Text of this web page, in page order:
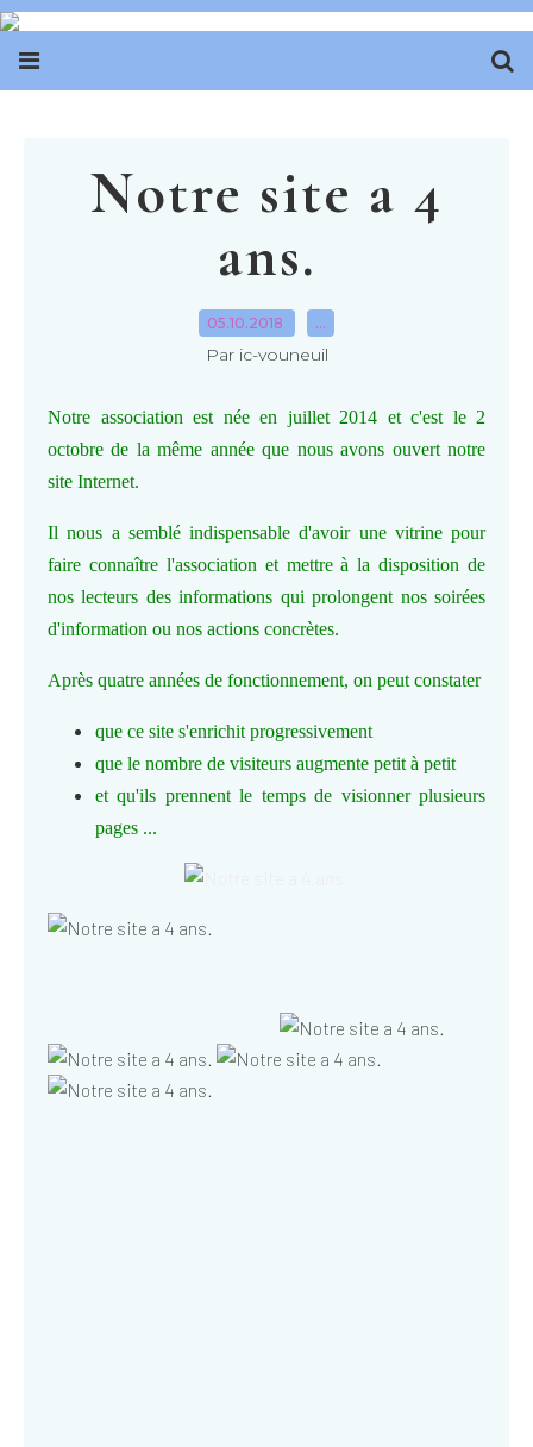
Notre site a 4
ans.
05.10.2018 …
Par ic-vouneuil
Notre association est née en juillet 2014 et c'est le 2
octobre de la même année que nous avons ouvert notre
site Internet.
Il nous a semblé indispensable d'avoir une vitrine pour
faire connaître l'association et mettre à la disposition de
nos lecteurs des informations qui prolongent nos soirées
d'information ou nos actions concrètes.
Après quatre années de fonctionnement, on peut constater
que ce site s'enrichit progressivement
que le nombre de visiteurs augmente petit à petit
et qu'ils prennent le temps de visionner plusieurs
pages ...